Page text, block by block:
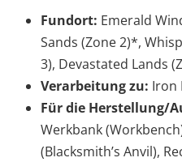
Fundort: Emerald
Sands (Zone 2)*,
3), Devastated Lands
Verarbeitung zu: Iron
Für die Herstellung/
Werkbank
(Blacksmith’s Anvil),